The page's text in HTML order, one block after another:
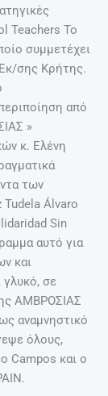
Teachers To
συμμετέχει
σης Κρήτης.
από
»
κ. Ελένη
των
Tudela Álvaro
Sin
αυτό για
και
σε
ΑΜΒΡΟΣΙΑΣ
αναμνηστικό
όλους,
Campos και ο